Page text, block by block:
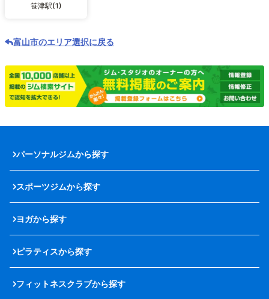
笹津駅(1)
富山市のエリア選択に戻る
パーソナルジムから探す
スポーツジムから探す
ヨガから探す
ピラティスから探す
フィットネスクラブから探す